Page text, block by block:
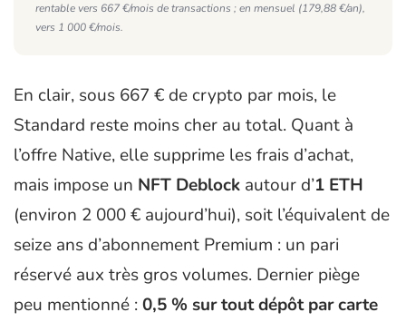
rentable vers 667 €/mois de transactions ; en mensuel (179,88 €/an),
vers 1 000 €/mois.
En clair, sous 667 € de crypto par mois, le
Standard reste moins cher au total. Quant à
l’offre Native, elle supprime les frais d’achat,
mais impose un NFT Deblock autour d’1 ETH
(environ 2 000 € aujourd’hui), soit l’équivalent de
seize ans d’abonnement Premium : un pari
réservé aux très gros volumes. Dernier piège
peu mentionné :0,5 % sur tout dépôt par carte